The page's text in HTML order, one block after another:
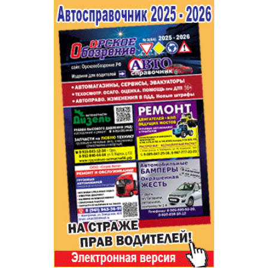
Строительство и ремонт
Авто и мото
Рестораны, кафе, бары
Развлечения и отдых
Спорт Фитнес
Недвижимость
Красота Косметология
Телекоммуникации и связь
Торговля
Бизнес и финансы
Юристы, Экспертиза, Страхование
Ремонт
Социальные организации
Это интересно
Администрация
Популярное →
Строительство и ремонт